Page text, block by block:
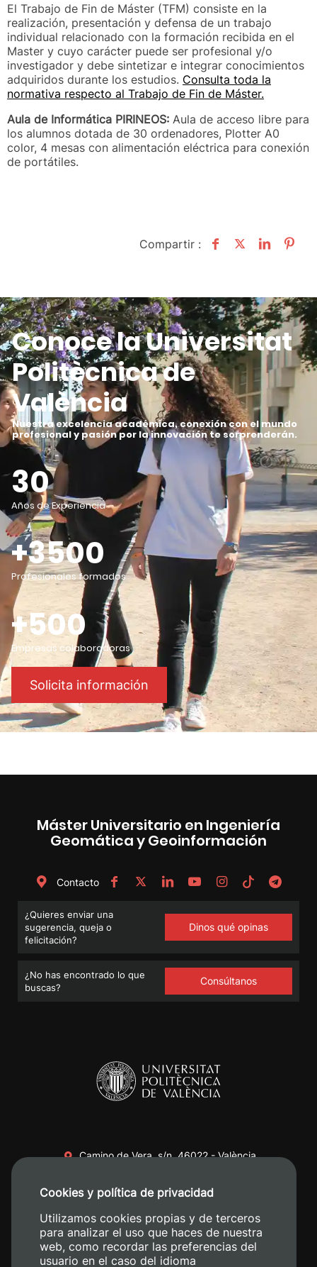
El Trabajo de Fin de Máster (TFM) consiste en la
realización, presentación y defensa de un trabajo
individual relacionado con la formación recibida en el
Master y cuyo carácter puede ser profesional y/o
investigador y debe sintetizar e integrar conocimientos
adquiridos durante los estudios. Consulta toda la
normativa respecto al Trabajo de Fin de Máster.
Aula de Informática PIRINEOS: Aula de acceso libre para
los alumnos dotada de 30 ordenadores, Plotter A0
color, 4 mesas con alimentación eléctrica para conexión
de portátiles.
Compartir :
Conoce la Universitat
Politècnica de
València
Nuestra excelencia académica, conexión con el mundo
profesional y pasión por la innovación te sorprenderán.
30
Años de Experiencia
+3500
Profesionales formados
+500
Empresas colaboradoras
Solicita información
Máster Universitario en Ingeniería
Geomática y Geoinformación
Contacto
¿Quieres enviar una
sugerencia, queja o
felicitación?
Dinos qué opinas
¿No has encontrado lo que
buscas?
Consúltanos
Camino de Vera, s/n. 46022 - València
+34 620 04 00 50
Cookies y política de privacidad
Utilizamos cookies propias y de terceros
para analizar el uso que haces de nuestra
web, como recordar las preferencias del
usuario en el caso del idioma